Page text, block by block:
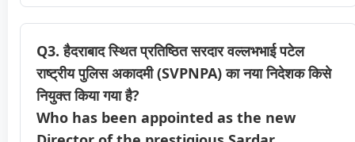
Q3. हैदराबाद स्थित प्रतिष्ठित सरदार वल्लभभाई पटेल
राष्ट्रीय पुलिस अकादमी (SVPNPA) का नया निदेशक किसे
नियुक्त किया गया है?
Who has been appointed as the new